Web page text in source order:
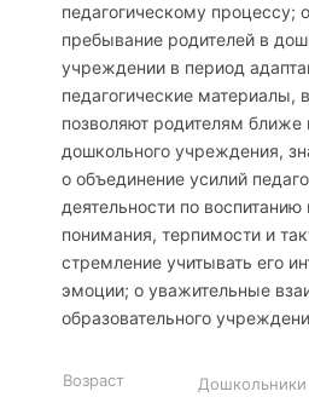
педагогическому процессу;
пребывание родителей в
учреждении в период
педагогические материалы,
позволяют родителям ближе
дошкольного учреждения,
o объединение усилий
деятельности по
понимания, терпимости и
стремление учитывать его
эмоции; o уважительные
образовательного
Возраст
Дошкольники